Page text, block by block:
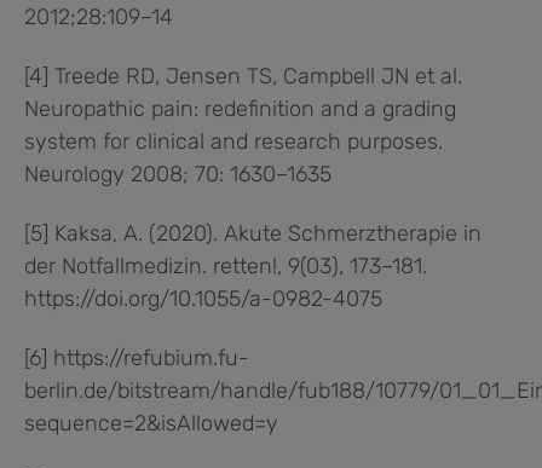
2012;28:109–14
[4] Treede RD, Jensen TS, Campbell JN et al.
Neuropathic pain: redefinition and a grading
system for clinical and research purposes.
Neurology 2008; 70: 1630–1635
[5] Kaksa, A. (2020). Akute Schmerztherapie in
der Notfallmedizin. retten!, 9(03), 173–181.
https://doi.org/10.1055/a-0982-4075
[6] https://refubium.fu-
berlin.de/bitstream/handle/fub188/10779/
sequence=2&isAllowed=y